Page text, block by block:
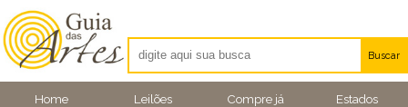
Home Leilões Compre já Estados
Buscar
Artistas